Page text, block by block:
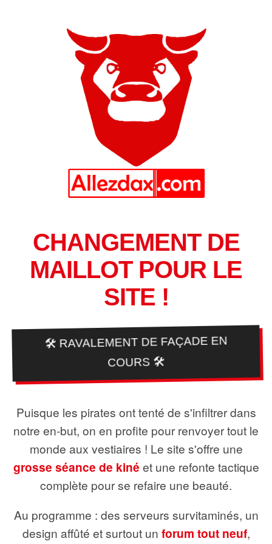
CHANGEMENT DE
MAILLOT POUR LE
SITE !
🛠️ RAVALEMENT DE FAÇADE EN
COURS 🛠️
Puisque les pirates ont tenté de s'infiltrer dans
notre en-but, on en profite pour renvoyer tout le
monde aux vestiaires ! Le site s'offre une
grosse séance de kiné et une refonte tactique
complète pour se refaire une beauté.
Au programme : des serveurs survitaminés, un
design affûté et surtout un forum tout neuf,